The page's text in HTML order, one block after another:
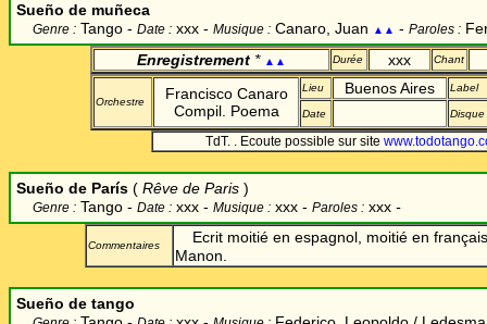
Sueño de muñeca
Genre : Tango - Date : xxx - Musique : Canaro, Juan ▲▲ - Paroles :
Enregistrement * ▲▲ Durée xxx Chant
Orchestre
Francisco Canaro
Compil. Poema
Lieu Buenos Aires Label
Date Disque
TdT. . Ecoute possible sur site
Sueño de París ( Rêve de Paris )
Genre : Tango - Date : xxx - Musique : xxx - Paroles : xxx -
Commentaires
Ecrit moitié en espagnol, moitié en
Manon.
Sueño de tango